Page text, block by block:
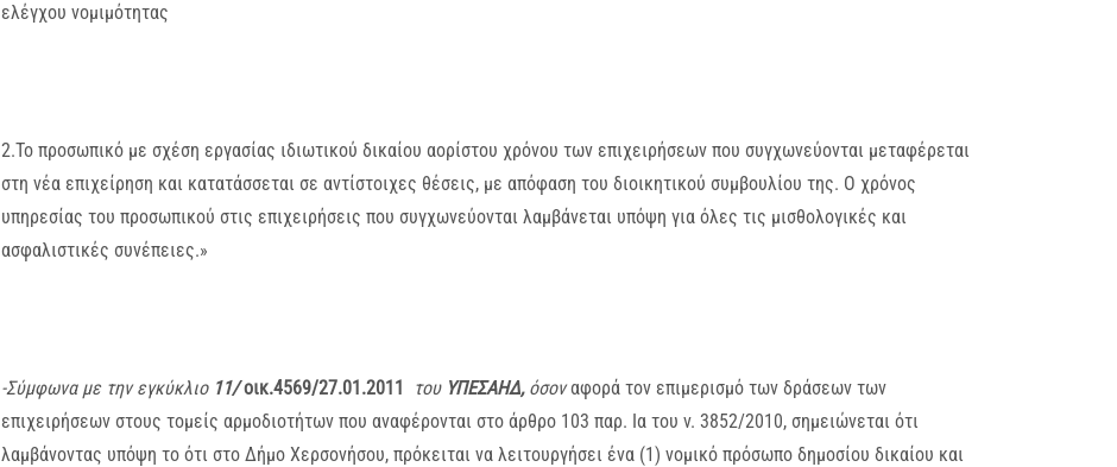
ελέγχου νομιμότητας
2.Το προσωπικό με σχέση εργασίας ιδιωτικού δικαίου αορίστου χρόνου των επιχειρήσεων που συγχωνεύονται μεταφέρεται
στη νέα επιχείρηση και κατατάσσεται σε αντίστοιχες θέσεις, με απόφαση του διοικητικού συμβουλίου της. Ο χρόνος
υπηρεσίας του προσωπικού στις επιχειρήσεις που συγχωνεύονται λαμβάνεται υπόψη για όλες τις μισθολογικές και
ασφαλιστικές συνέπειες.»
-Σύμφωνα με την εγκύκλιο 11/οικ.4569/27.01.2011 του ΥΠΕΣΑΗΔ,όσοναφορά τον επιμερισμό των δράσεων των
επιχειρήσεων στους τομείς αρμοδιοτήτων που αναφέρονται στο άρθρο 103 παρ. Ια του ν. 3852/2010, σημειώνεται ότι
λαμβάνοντας υπόψη το ότι στο Δήμο Χερσονήσου, πρόκειται να λειτουργήσει ένα (1) νομικό πρόσωπο δημοσίου δικαίου και